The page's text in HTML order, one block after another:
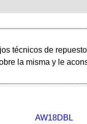
técnicos de
la misma y le
AW18DBL